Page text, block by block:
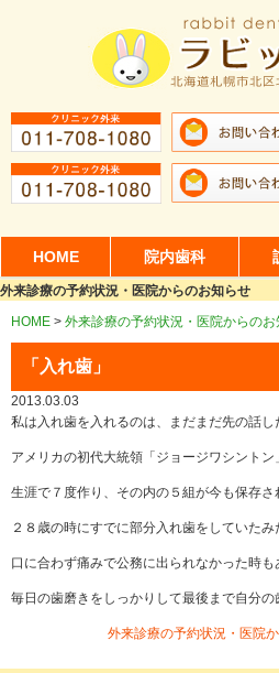
HOME 院内歯科
外来診療の予約状況・医院からのお知らせ
HOME > 外来診療の予約状況・医院からのお
「入れ歯」
2013.03.03
私は入れ歯を入れるのは、まだまだ先の話し
アメリカの初代大統領「ジョージワシント
生涯で７度作り、その内の５組が今も保存さ
２８歳の時にすでに部分入れ歯をしていたみ
口に合わず痛みで公務に出られなかった時も
毎日の歯磨きをしっかりして最後まで自分の
外来診療の予約状況・医院